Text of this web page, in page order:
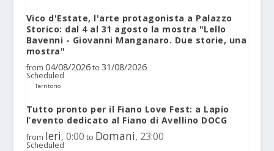
Vico d'Estate, l'arte protagonista a Palazzo
Storico: dal 4 al 31 agosto la mostra "Lello
Bavenni - Giovanni Manganaro. Due storie, una
mostra"
from 04/08/2026 to 31/08/2026
Scheduled
Territorio
Tutto pronto per il Fiano Love Fest: a Lapio
l’evento dedicato al Fiano di Avellino DOCG
from Ieri, 0:00 to Domani, 23:00
Scheduled